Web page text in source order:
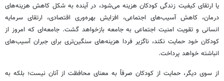
یا ارتقای کیفیت زندگی کودکان هزینه می‌شود، در آینده به شکل کاهش هزینه‌های
درمان، کاهش آسیب‌های اجتماعی، افزایش بهره‌وری اقتصادی، ارتقای سرمایه
انسانی و تقویت امنیت اجتماعی به جامعه بازخواهد گشت. جامعه‌ای که امروز از
کودکان خود حمایت نکند، ناگزیر فردا هزینه‌های سنگین‌تری برای جبران آسیب‌های
انباشته خواهد پرداخت.
از سوی دیگر، حمایت از کودکان صرفاً به معنای محافظت از آنان نیست؛ بلکه به